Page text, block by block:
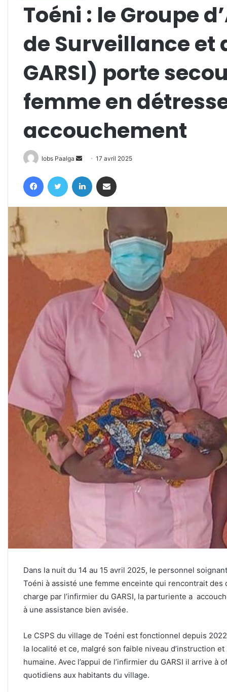
Toéni : le Groupe
de Surveillance et
GARSI) porte
femme en
accouchement
lobs Paalga
Envoyer
courriel
17 avril 2025
FacebookTwitter Linkedin
Dans la nuit du 14 au 15 avril 2025, le personnel
Toéni à assisté une femme enceinte qui rencontrait
charge par l’infirmier du GARSI, la parturiente a
à une assistance bien avisée.
Le CSPS du village de Toéni est fonctionnel depuis
la localité et ce, malgré son faible niveau d’instruction
humaine. Avec l’appui de l’infirmier du GARSI il arrive
quotidiens aux habitants du village.